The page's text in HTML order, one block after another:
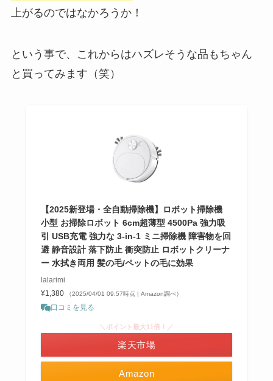
上がるのではなかろうか！
という事で、これからはハズレそうな品もちゃん
と買ってみます（笑）
【2025新登場・全自動掃除機】ロボット掃除機
小型 お掃除ロボット 6cm超薄型 4500Pa 強力吸
引 USB充電 強力な 3-in-1 ミニ掃除機 障害物を回
避 静音設計 落下防止 衝突防止 ロボットクリーナ
ー 水拭き両用 髪の毛/ペットの毛に効果
lalarimi
¥1,380
（2025/04/01 09:57時点 | Amazon調べ）
口コミを見る
Amazon
＼ポイント最大11倍！／
楽天市場